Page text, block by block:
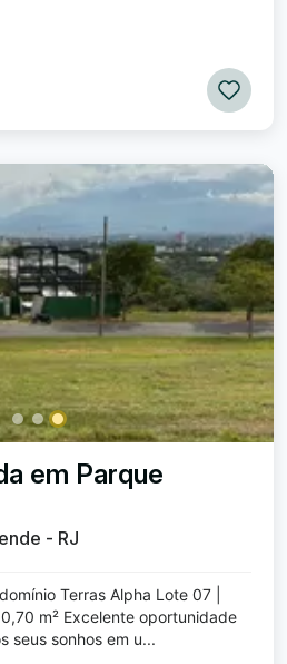
em Parque
- RJ
Terras Alpha Lote 07 |
m² Excelente oportunidade
seus sonhos em u...